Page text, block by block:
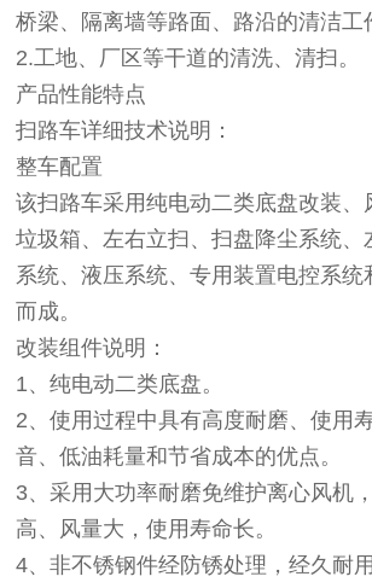
桥梁、隔离墙等路面、路沿的清洁工
2.工地、厂区等干道的清洗、清扫。
产品性能特点
扫路车详细技术说明：
整车配置
该扫路车采用纯电动二类底盘改装、
垃圾箱、左右立扫、扫盘降尘系统、
系统、液压系统、专用装置电控系统
而成。
改装组件说明：
1、纯电动二类底盘。
2、使用过程中具有高度耐磨、使用
音、低油耗量和节省成本的优点。
3、采用大功率耐磨免维护离心风机
高、风量大，使用寿命长。
4、非不锈钢件经防锈处理，经久耐用